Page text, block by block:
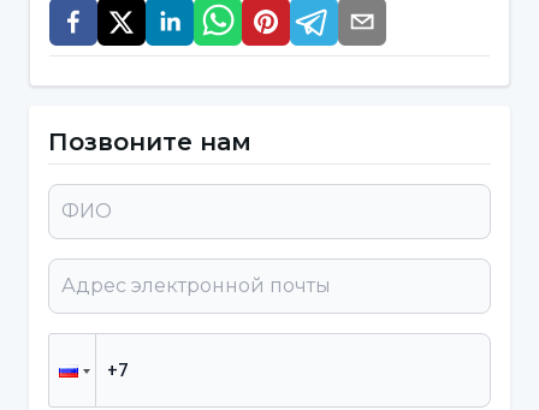
Апатичные люди часто чувствуют себя
невосприимчивыми к окружающей среде.
ограниченными или ослабленными.
Апатия:Они склонны проявлять
интересы могут сузиться, или им трудно
получать удовольствие от деятельности.
Отсутствие мотивации:
Позвоните нам